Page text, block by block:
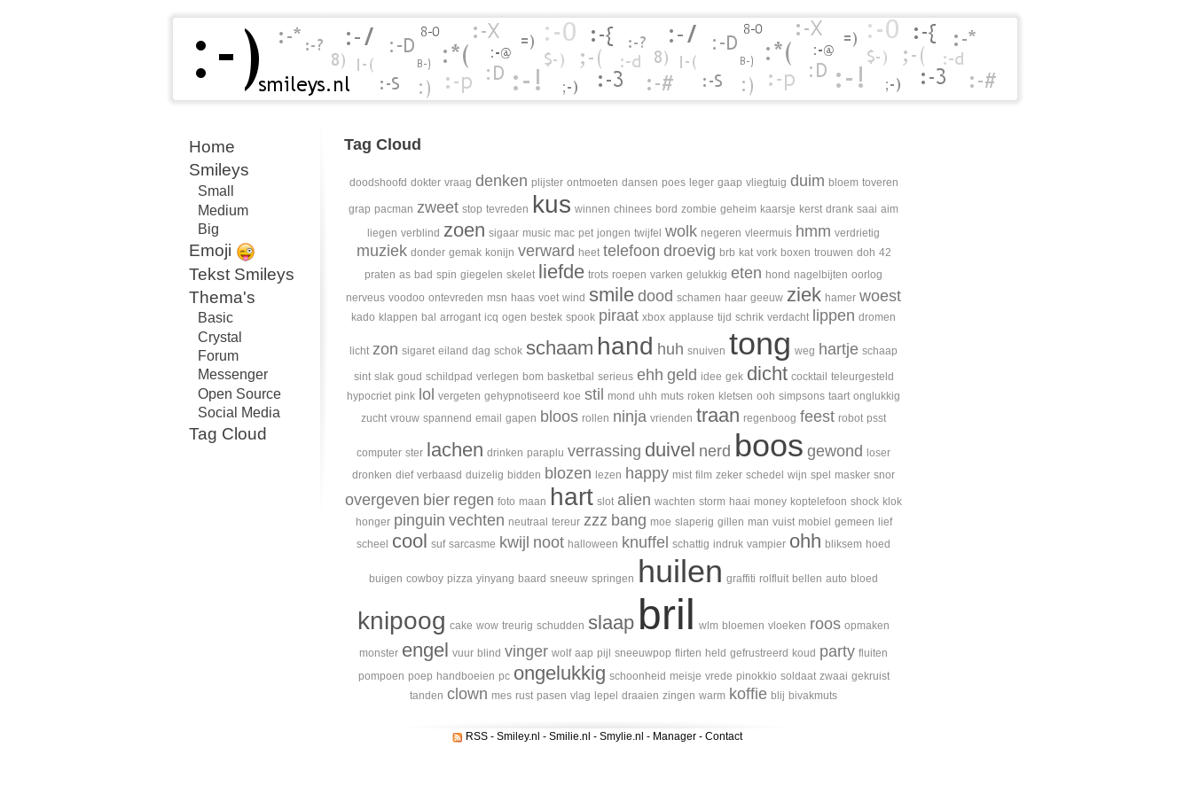
Home
Smileys
Small
Medium
Big
Emoji
Tekst Smileys
Thema's
Basic
Crystal
Forum
Messenger
Open Source
Social Media
Tag Cloud
Tag Cloud
doodshoofd dokter vraag denken plijster ontmoeten dansen poes leger gaap vliegtuig duim bloem toveren
grap pacman zweet stop tevreden kus winnen chinees bord zombie geheim kaarsje kerst drank saai aim
liegen verblind zoen sigaar music mac pet jongen twijfel wolk negeren vleermuis hmm verdrietig
muziek donder gemak konijn verward heet telefoon droevig brb kat vork boxen trouwen doh 42
praten as bad spin giegelen skelet liefde trots roepen varken gelukkig eten hond nagelbijten oorlog
nerveus voodoo ontevreden msn haas voet wind smile dood schamen haar geeuw ziek hamer woest
kado klappen bal arrogant icq ogen bestek spook piraat xbox applause tijd schrik verdacht lippen dromen
licht zon sigaret eiland dag schok schaam hand huh snuiven tong weg hartje schaap
sint slak goud schildpad verlegen bom basketbal serieus ehh geld idee gek dicht cocktail teleurgesteld
hypocriet pink lol vergeten gehypnotiseerd koe stil mond uhh muts roken kletsen ooh simpsons taart onglukkig
zucht vrouw spannend email gapen bloos rollen ninja vrienden traan regenboog feest robot psst
computer ster lachen drinken paraplu verrassing duivel nerd boos gewond
loser
dronken dief verbaasd duizelig bidden blozen lezen happy mist film zeker schedel wijn spel masker snor
overgeven bier regen foto maan hart slot alien wachten storm haai money koptelefoon shock klok
honger pinguin vechten neutraal tereur zzz bang moe slaperig gillen man vuist mobiel gemeen lief
scheel
cool suf sarcasme kwijl noot halloween knuffel schattig indruk vampier ohh bliksem hoed
buigen cowboy pizza yinyang baard sneeuw springen huilen graffiti rolfluit bellen auto bloed
knipoog cake wow treurig schudden slaap bril wlm bloemen vloeken roos opmaken
monster engel vuur blind vinger wolf aap pijl sneeuwpop flirten held gefrustreerd koud party fluiten
pompoen poep handboeien pc ongelukkig schoonheid meisje vrede pinokkio soldaat zwaai gekruist
tanden clown mes rust pasen vlag lepel draaien zingen warm koffie blij bivakmuts
RSS- Smiley.nl - Smilie.nl - Smylie.nl - Manager- Contact